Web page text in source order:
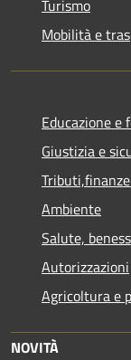
Turismo
Mobilità e
Educazione e
Giustizia e
Ambiente
Salute,
Autorizzazioni
Agricoltura e
NOVITÀ